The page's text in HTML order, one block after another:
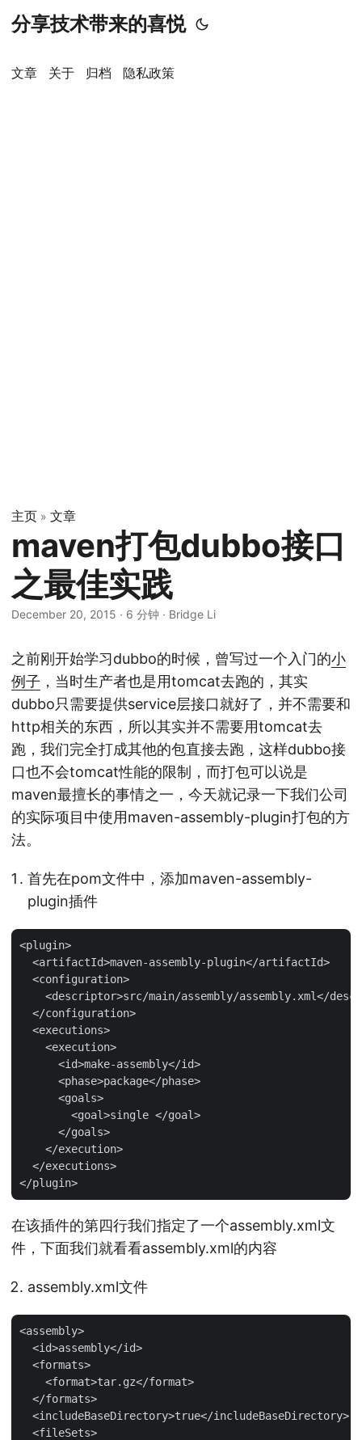
分享技术带来的喜悦
文章 关于 归档 隐私政策
主页 » 文章
maven打包dubbo接口
之最佳实践
December 20, 2015 · 6 分钟 · Bridge Li
之前刚开始学习dubbo的时候，曾写过一个入门的小
例子 ，当时生产者也是用tomcat去跑的，其实
dubbo只需要提供service层接口就好了，并不需要和
http相关的东西，所以其实并不需要用tomcat去
跑，我们完全打成其他的包直接去跑，这样dubbo接
口也不会tomcat性能的限制，而打包可以说是
maven最擅长的事情之一，今天就记录一下我们公司
的实际项目中使用maven-assembly-plugin打包的方
法。
首先在pom文件中，添加maven-assembly-
plugin插件
<plugin>
  <artifactId>maven-assembly-plugin</artifactId>
  <configuration>
<descriptor>src/main/assembly/assembly.xml</
  </configuration>
  <executions>
    <execution>
      <id>make-assembly</id>
      <phase>package</phase>
      <goals>
        <goal>single </goal>
      </goals>
    </execution>
  </executions>
在该插件的第四行我们指定了一个assembly.xml文
件，下面我们就看看assembly.xml的内容
assembly.xml文件
<assembly>
  <id>assembly</id>
  <formats>
    <format>tar.gz</format>
  </formats>
  <includeBaseDirectory>true</includeBaseDirectory>
  <fileSets>